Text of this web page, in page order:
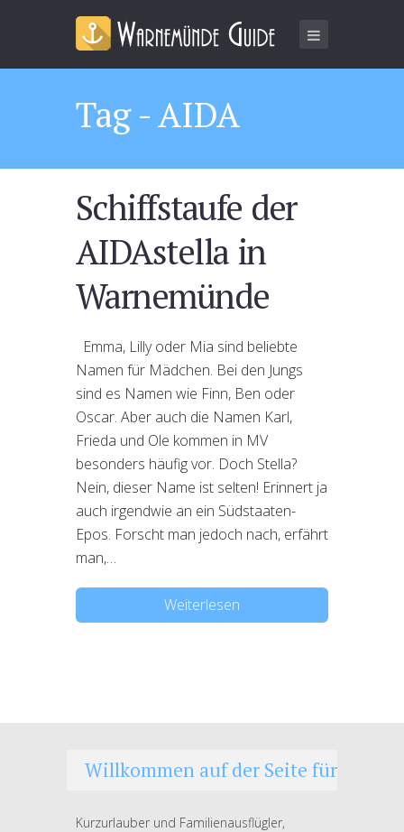
Tag - AIDA
Schiffstaufe der
AIDAstella in
Warnemünde
Emma, Lilly oder Mia sind beliebte
Namen für Mädchen. Bei den Jungs
sind es Namen wie Finn, Ben oder
Oscar. Aber auch die Namen Karl,
Frieda und Ole kommen in MV
besonders häufig vor. Doch Stella?
Nein, dieser Name ist selten! Erinnert ja
auch irgendwie an ein Südstaaten-
Epos. Forscht man jedoch nach, erfährt
man,…
Weiterlesen
Willkommen auf der Seite für
Kurzurlauber und Familienausflügler,